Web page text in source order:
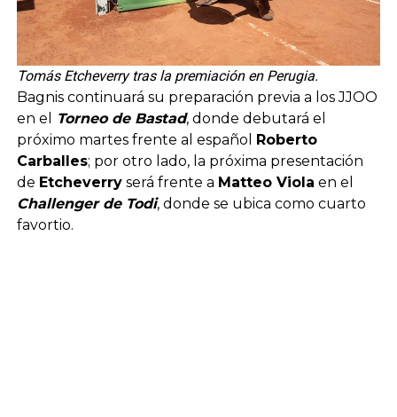
Tomás Etcheverry tras la premiación en Perugia.
Bagnis continuará su preparación previa a los JJOO
en el
Torneo de Bastad, donde debutará el
próximo martes frente al español Roberto
Carballes; por otro lado, la próxima presentación
de Etcheverryserá frente a Matteo Viola en el
Challenger de Todi, donde se ubica como cuarto
favortio.